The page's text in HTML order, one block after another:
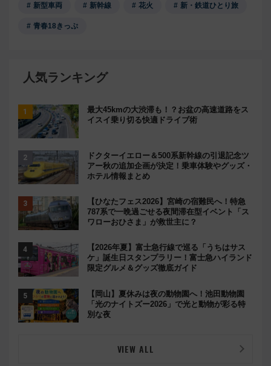
新型車両 新幹線 花火 新・鉄道ひとり旅
青春18きっぷ
人気ランキング
最大45kmの大渋滞も！？お盆の高速道路をス
イスイ乗り切る快適ドライブ術
ドクターイエロー＆500系新幹線の引退記念ツ
アー秋の追加企画が決定！乗車体験やグッズ・
ホテル情報まとめ
【ひなたフェス2026】宮崎の宿難民へ！特急
787系で一晩過ごせる夜間滞在型イベント「ス
ワローおひさま」が救世主に？
【2026年夏】富士急行線で巡る「うちはサス
ケ」誕生日スタンプラリー！富士急ハイランド
限定グルメ＆グッズ徹底ガイド
【岡山】夏休みは夜の動物園へ！池田動物園
「光のナイトズー2026」で光と動物が彩る特
別な夜
VIEW ALL